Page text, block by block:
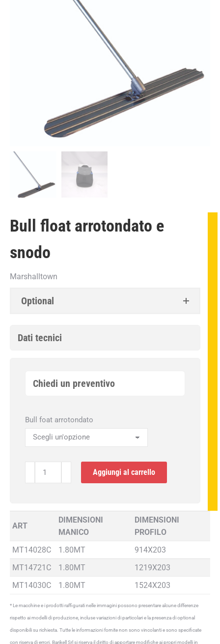
Bull float arrotondato e
snodo
Marshalltown
Optional
Dati tecnici
Chiedi un preventivo
Bull foat arrotondato
quantità
Aggiungi al carrello
ART
DIMENSIONI
MANICO
DIMENSIONI
PROFILO
MT14028C
1.80MT
914X203
MT14721C
1.80MT
1219X203
MT14030C
1.80MT 1524X203
* Le macchine e i prodotti raffigurati nelle immagini possono presentare alcune differenze
rispetto ai modelli di produzione, incluse variazioni di particolari e la presenza di optional
disponibili su richiesta. Tutte le informazioni fornite non sono vincolanti e sono specificate
con riserva di errori. Barikell Srl si riserva il diritto di apportare modifiche ai propri modelli in